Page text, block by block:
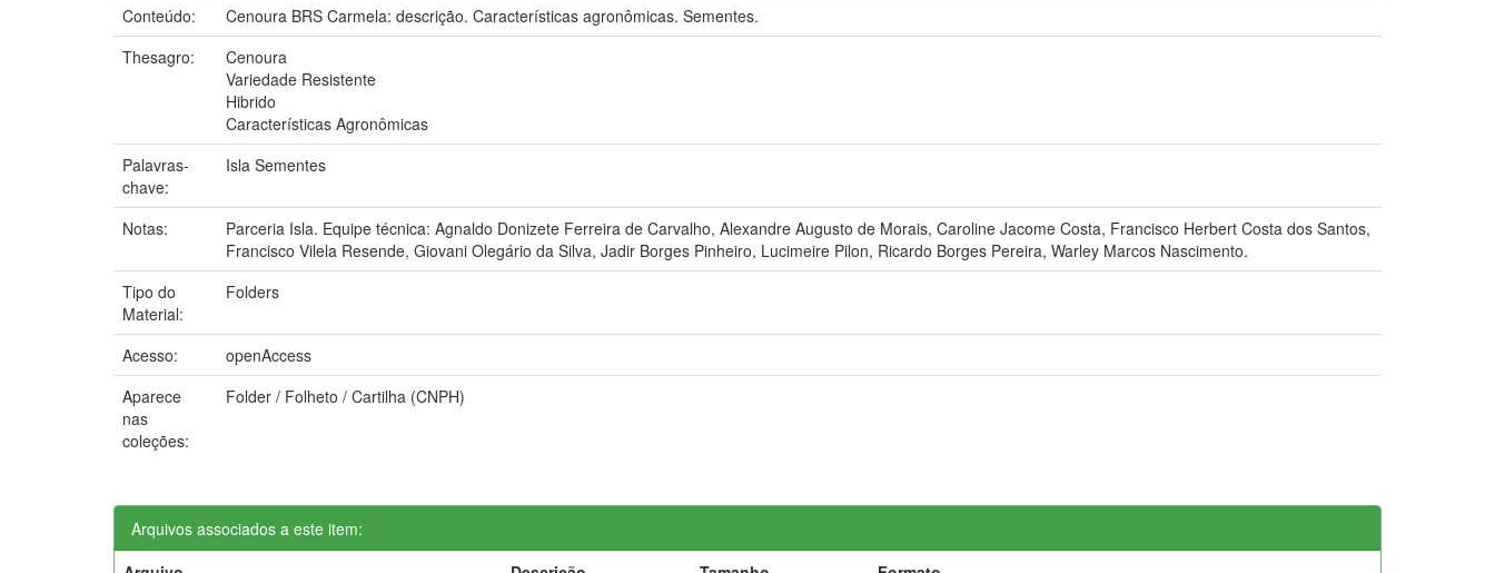
Conteúdo:
Cenoura BRS Carmela: descrição. Características agronômicas. Sementes.
Thesagro:
Cenoura
Variedade Resistente
Hibrido
Características Agronômicas
Palavras-
chave:
Isla Sementes
Notas:
Parceria Isla. Equipe técnica: Agnaldo Donizete Ferreira de Carvalho, Alexandre Augusto de Morais, Caroline Jacome Costa, Francisco Herbert Costa dos Santos,
Francisco Vilela Resende, Giovani Olegário da Silva, Jadir Borges Pinheiro, Lucimeire Pilon, Ricardo Borges Pereira, Warley Marcos Nascimento.
Tipo do
Material:
Folders
Acesso:
openAccess
Aparece
nas
coleções:
Folder / Folheto / Cartilha (CNPH)
Arquivos associados a este item: